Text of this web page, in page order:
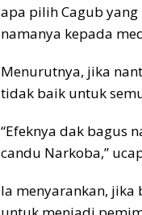
apa pilih Cagub
namanya kepada
Menurutnya, jika
tidak baik untuk
“Efeknya dak bagus
candu Narkoba,”
Ia menyarankan,